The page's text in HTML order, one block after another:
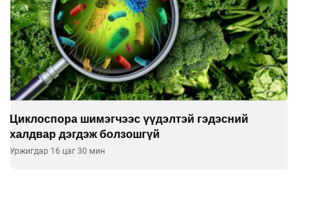
Сэтгэцийн эрүүл мэндэд “санаа тавих” олон
улсын хурал зохион байгуулна
Уржигдар 16 цаг 00 мин